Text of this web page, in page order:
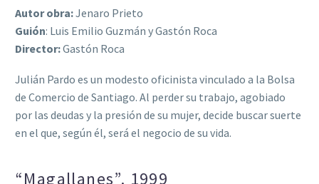
Autor obra:Jenaro Prieto
Guión: Luis Emilio Guzmán y Gastón Roca
Director:Gastón Roca
Julián Pardo es un modesto oficinista vinculado a la Bolsa
de Comercio de Santiago. Al perder su trabajo, agobiado
por las deudas y la presión de su mujer, decide buscar suerte
en el que, según él, será el negocio de su vida.
“Magallanes”. 1999